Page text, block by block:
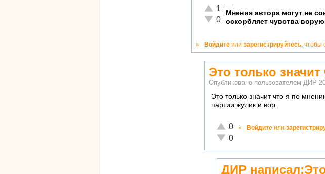
Отлично!
1
Неадекватно!
0
—
Мнения автора могут не
оскорбляет чувства
» Войдите или зарегистрируйтесь ,
Это только значит
Опубликовано пользователем ДИР
Это только значит что я по
партии жулик и вор.
Отлично!
0
Неадекватно!
0
» Войдите или
ДИР